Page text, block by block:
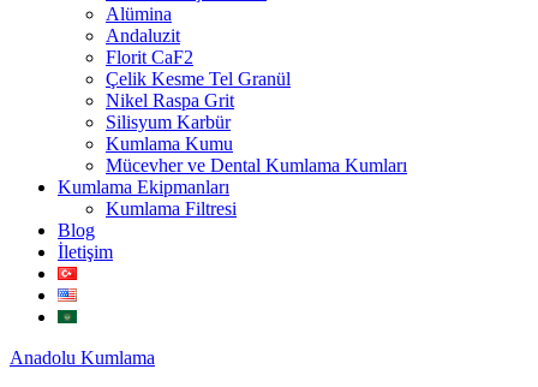
Alümina
Andaluzit
Florit CaF2
Çelik Kesme Tel Granül
Nikel Raspa Grit
Silisyum Karbür
Kumlama Kumu
Mücevher ve Dental Kumlama Kumları
Kumlama Ekipmanları
Kumlama Filtresi
Blog
İletişim
Anadolu Kumlama